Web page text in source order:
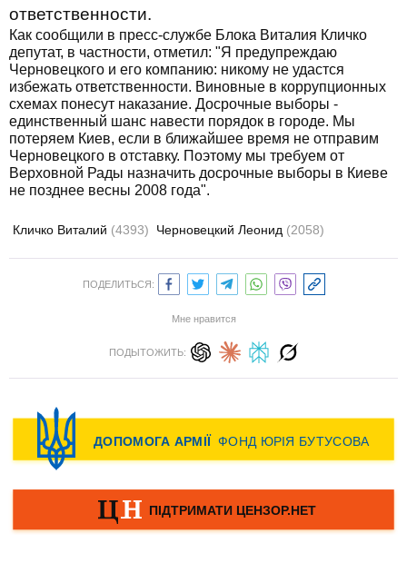
ответственности.
Как сообщили в пресс-службе Блока Виталия Кличко
депутат, в частности, отметил: "Я предупреждаю
Черновецкого и его компанию: никому не удастся
избежать ответственности. Виновные в коррупционных
схемах понесут наказание. Досрочные выборы -
единственный шанс навести порядок в городе. Мы
потеряем Киев, если в ближайшее время не отправим
Черновецкого в отставку. Поэтому мы требуем от
Верховной Рады назначить досрочные выборы в Киеве
не позднее весны 2008 года".
Кличко Виталий (4393) Черновецкий Леонид (2058)
ПОДЕЛИТЬСЯ:
Мне нравится
ПОДЫТОЖИТЬ: